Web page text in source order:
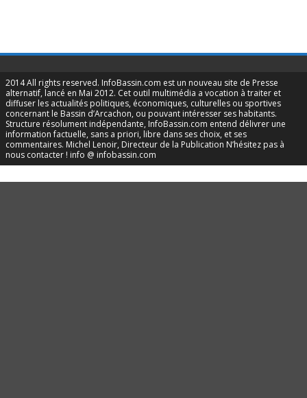
2014 All rights reserved. InfoBassin.com est un nouveau site de Presse
alternatif, lancé en Mai 2012. Cet outil multimédia a vocation à traiter et
diffuser les actualités politiques, économiques, culturelles ou sportives
concernant le Bassin d’Arcachon, ou pouvant intéresser ses habitants.
Structure résolument indépendante, InfoBassin.com entend délivrer une
information factuelle, sans a priori, libre dans ses choix, et ses
commentaires. Michel Lenoir, Directeur de la Publication N’hésitez pas à
nous contacter ! info @ infobassin.com